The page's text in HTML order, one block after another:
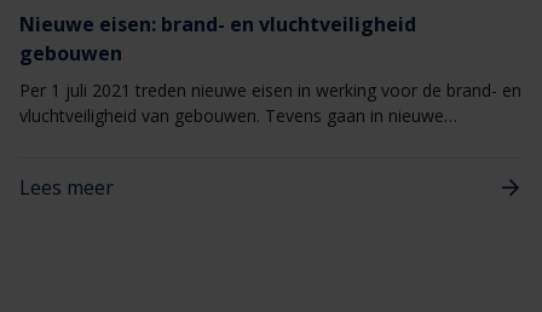
Nieuwe eisen: brand- en vluchtveiligheid
gebouwen
Per 1 juli 2021 treden nieuwe eisen in werking voor de brand- en
vluchtveiligheid van gebouwen. Tevens gaan in nieuwe
Lees meer